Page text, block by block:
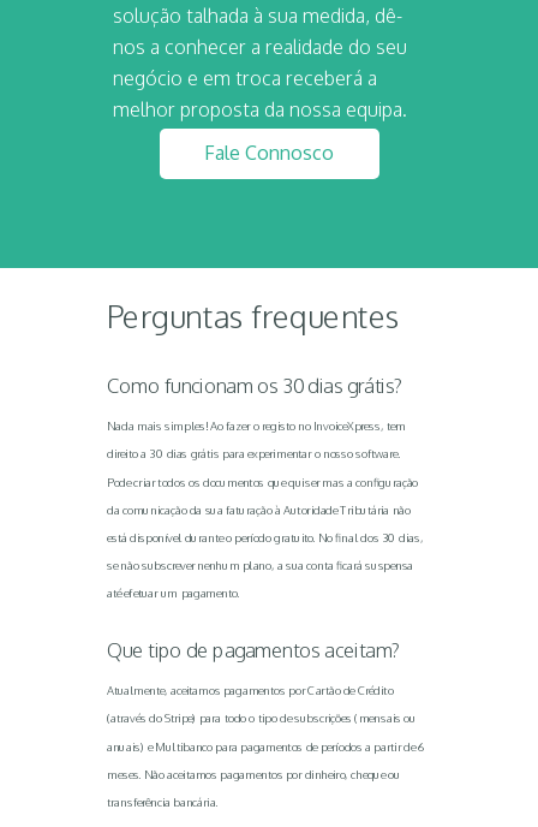
solução talhada à sua medida, dê-
nos a conhecer a realidade do seu
negócio e em troca receberá a
melhor proposta da nossa equipa.
Fale Connosco
Perguntas frequentes
Como funcionam os 30 dias grátis?
Nada mais simples! Ao fazer o registo no InvoiceXpress, tem
direito a 30 dias grátis para experimentar o nosso software.
Pode criar todos os documentos que quiser mas a configuração
da comunicação da sua faturação à Autoridade Tributária não
está disponível durante o período gratuito. No final dos 30 dias,
se não subscrever nenhum plano, a sua conta ficará suspensa
até efetuar um pagamento.
Que tipo de pagamentos aceitam?
Atualmente, aceitamos pagamentos por Cartão de Crédito
(através do Stripe) para todo o tipo de subscrições (mensais ou
anuais) e Multibanco para pagamentos de períodos a partir de 6
meses. Não aceitamos pagamentos por dinheiro, cheque ou
transferência bancária.